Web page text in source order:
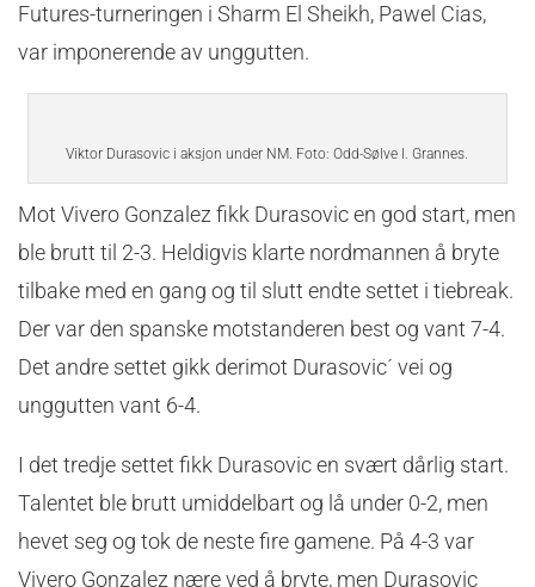
Futures-turneringen i Sharm El Sheikh, Pawel Cias,
var imponerende av unggutten.
Viktor Durasovic i aksjon under NM. Foto: Odd-Sølve I. Grannes.
Mot Vivero Gonzalez fikk Durasovic en god start, men
ble brutt til 2-3. Heldigvis klarte nordmannen å bryte
tilbake med en gang og til slutt endte settet i tiebreak.
Der var den spanske motstanderen best og vant 7-4.
Det andre settet gikk derimot Durasovic´ vei og
unggutten vant 6-4.
I det tredje settet fikk Durasovic en svært dårlig start.
Talentet ble brutt umiddelbart og lå under 0-2, men
hevet seg og tok de neste fire gamene. På 4-3 var
Vivero Gonzalez nære ved å bryte, men Durasovic